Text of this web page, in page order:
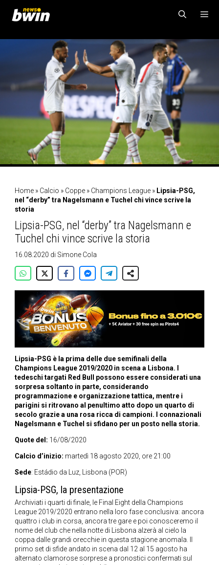
contenuto
MENU
Home » Calcio » Coppe » Champions League » Lipsia-PSG,
nel “derby” tra Nagelsmann e Tuchel chi vince scrive la
storia
Lipsia-PSG, nel “derby” tra Nagelsmann e
Tuchel chi vince scrive la storia
16.08.2020 di Simone Cola
Lipsia-PSG è la prima delle due semifinali della
Champions League 2019/2020 in scena a Lisbona. I
tedeschi targati Red Bull possono essere considerati una
sorpresa soltanto in parte, considerando
programmazione e organizzazione tattica, mentre i
parigini si ritrovano al penultimo atto dopo un quarto di
secolo grazie a una rosa ricca di campioni. I connazionali
Nagelsmann e Tuchel si sfidano per un posto nella storia.
Quote del: 16/08/2020
Calcio d’inizio: martedì 18 agosto 2020, ore 21:00
Sede: Estádio da Luz, Lisbona (POR)
Lipsia-PSG, la presentazione
Archiviati i quarti di finale, le Final Eight della Champions
League 2019/2020 entrano nella loro fase conclusiva: ancora
quattro i club in corsa, ancora tre gare e poi conosceremo il
nome del club che nella notte di Lisbona alzerà al cielo la
coppa dalle grandi orecchie in questa stagione anomala. Il
primo set di sfide andato in scena dal 12 al 15 agosto ha
alternato clamorose sorprese a pronostici confermati sul